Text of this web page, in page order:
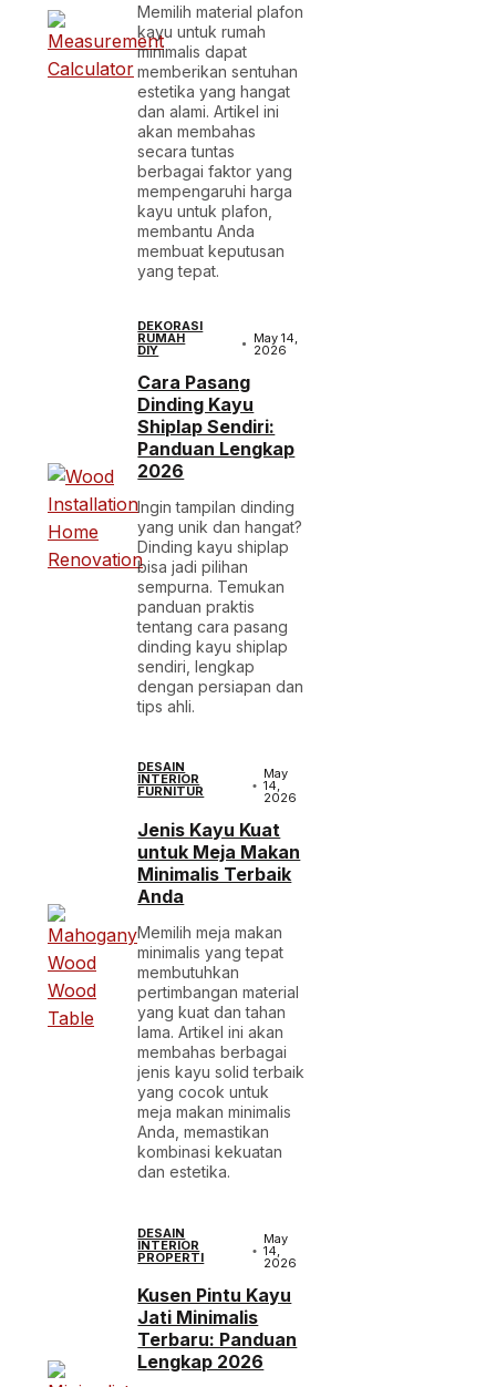
Memilih material plafon
kayu untuk rumah
minimalis dapat
memberikan sentuhan
estetika yang hangat
dan alami. Artikel ini
akan membahas
secara tuntas
berbagai faktor yang
mempengaruhi harga
kayu untuk plafon,
membantu Anda
membuat keputusan
yang tepat.
DEKORASI
RUMAH
DIY
May 14,
2026
Cara Pasang
Dinding Kayu
Shiplap Sendiri:
Panduan Lengkap
2026
Ingin tampilan dinding
yang unik dan hangat?
Dinding kayu shiplap
bisa jadi pilihan
sempurna. Temukan
panduan praktis
tentang cara pasang
dinding kayu shiplap
sendiri, lengkap
dengan persiapan dan
tips ahli.
DESAIN
INTERIOR
FURNITUR
May
14,
2026
Jenis Kayu Kuat
untuk Meja Makan
Minimalis Terbaik
Anda
Memilih meja makan
minimalis yang tepat
membutuhkan
pertimbangan material
yang kuat dan tahan
lama. Artikel ini akan
membahas berbagai
jenis kayu solid terbaik
yang cocok untuk
meja makan minimalis
Anda, memastikan
kombinasi kekuatan
dan estetika.
DESAIN
INTERIOR
PROPERTI
May
14,
2026
Kusen Pintu Kayu
Jati Minimalis
Terbaru: Panduan
Lengkap 2026